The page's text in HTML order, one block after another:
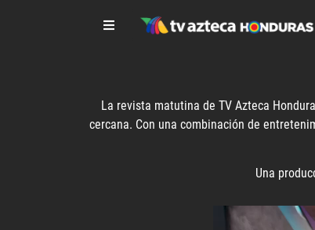
La revista matutina de TV Azteca
cercana. Con una combinación de
Una